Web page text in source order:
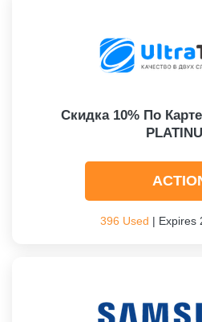
Скидка 10% По
396 Used | Expires